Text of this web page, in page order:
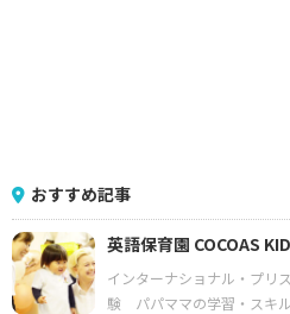
おすすめ記事
英語保育園 COCOAS
インターナショナル・プリ
験
パパママの学習・スキ